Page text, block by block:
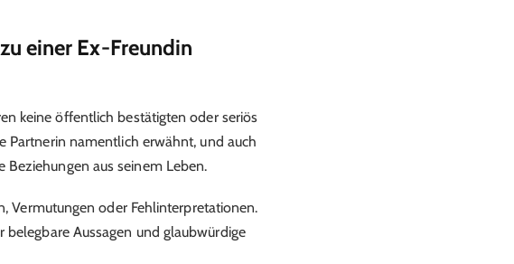
einer Ex-Freundin
keine öffentlich bestätigten oder seriös
Partnerin namentlich erwähnt, und auch
aus seinem Leben.
Vermutungen oder Fehlinterpretationen.
Aussagen und glaubwürdige